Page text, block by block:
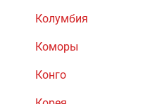
Колумбия
Коморы
Конго